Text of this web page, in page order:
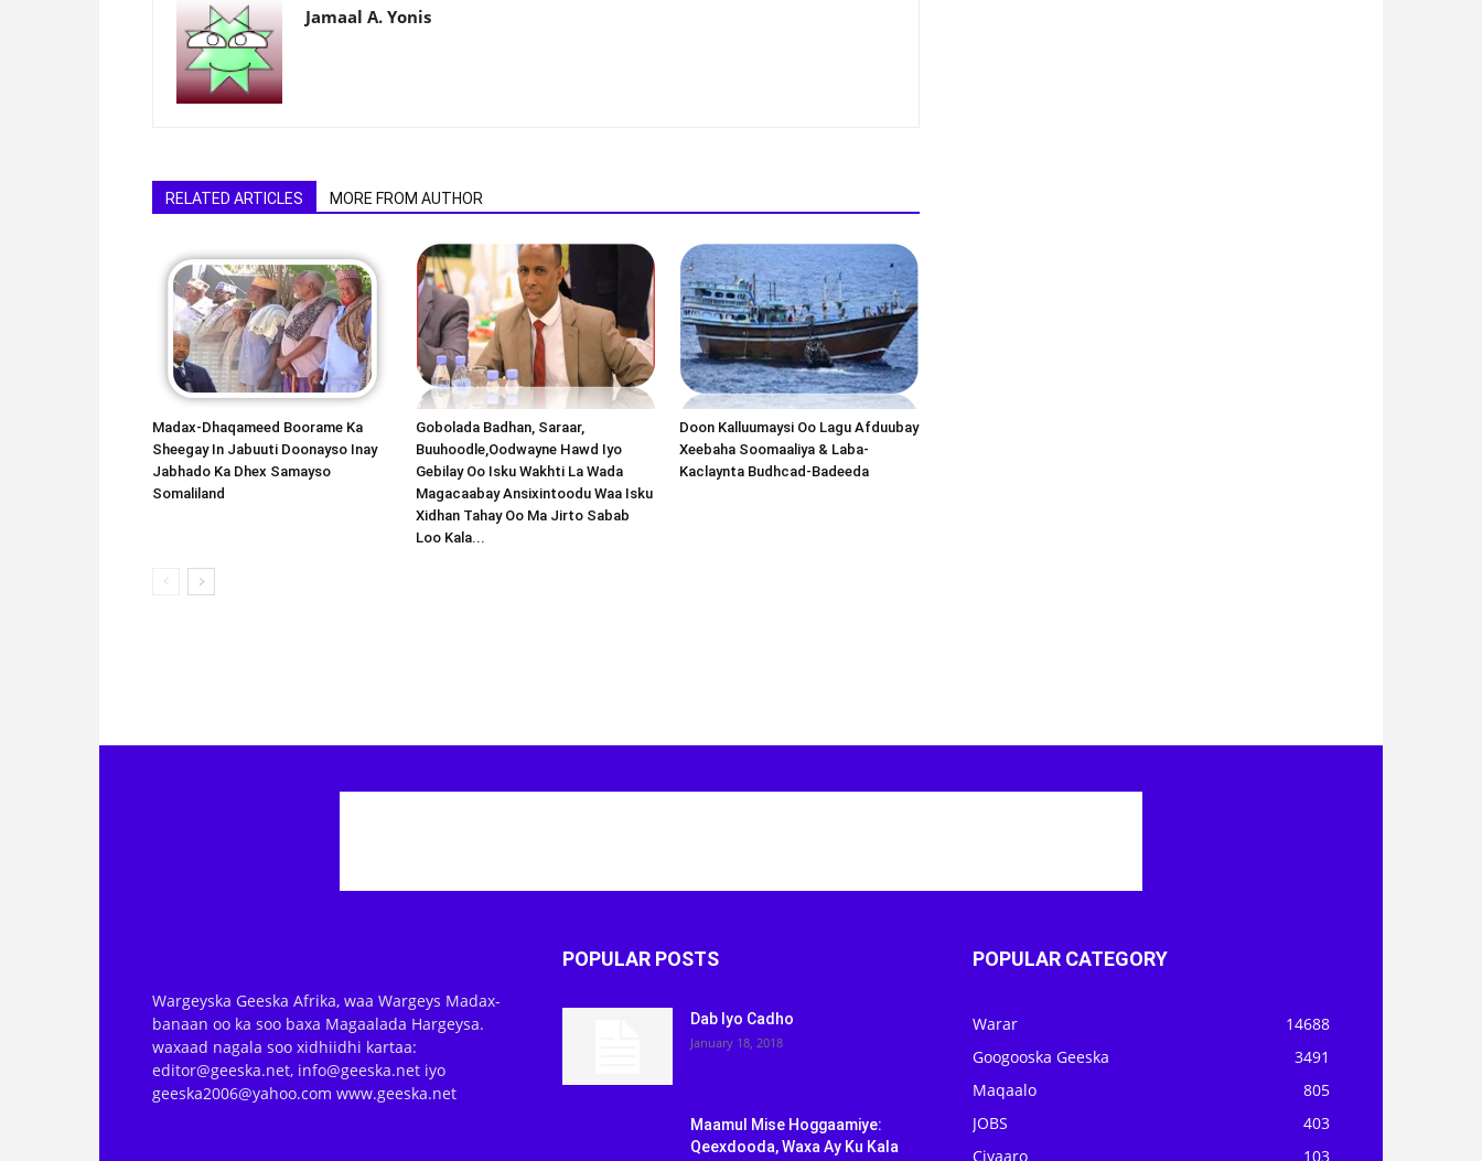
Jamaal A. Yonis
RELATED ARTICLES MORE FROM AUTHOR
Madax-Dhaqameed Boorame Ka
Sheegay In Jabuuti Doonayso Inay
Jabhado Ka Dhex Samayso
Somaliland
Gobolada Badhan, Saraar,
Buuhoodle,Oodwayne Hawd Iyo
Gebilay Oo Isku Wakhti La Wada
Magacaabay Ansixintoodu Waa Isku
Xidhan Tahay Oo Ma Jirto Sabab
Loo Kala...
Doon Kalluumaysi Oo Lagu Afduubay
Xeebaha Soomaaliya & Laba-
Kaclaynta Budhcad-Badeeda
Wargeyska Geeska Afrika, waa Wargeys Madax-
banaan oo ka soo baxa Magaalada Hargeysa.
waxaad nagala soo xidhiidhi kartaa:
editor@geeska.net, info@geeska.net iyo
geeska2006@yahoo.com www.geeska.net
POPULAR POSTS
Dab Iyo Cadho
January 18, 2018
Maamul Mise Hoggaamiye:
Qeexdooda, Waxa Ay Ku Kala
POPULAR CATEGORY
Warar
14688
Googooska Geeska
3491
Maqaalo
805
JOBS
403
Ciyaaro
103